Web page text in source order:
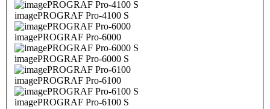
imagePROGRAF Pro-4100 S
imagePROGRAF Pro-6000
imagePROGRAF Pro-6000 S
imagePROGRAF Pro-6100
imagePROGRAF Pro-6100 S